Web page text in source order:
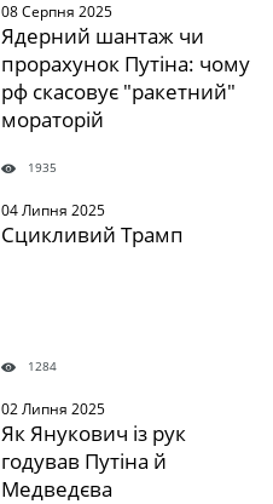
08 Серпня 2025
Ядерний шантаж чи
прорахунок Путіна: чому
рф скасовує "ракетний"
мораторій
1935
04 Липня 2025
Сцикливий Трамп
1284
02 Липня 2025
Як Янукович із рук
годував Путіна й
Медведєва